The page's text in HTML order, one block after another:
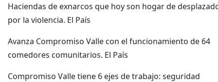
Haciendas de exnarcos que hoy son hogar de
por la violencia. El País
Avanza Compromiso Valle con el funcionamiento de 64
comedores comunitarios. El País
Compromiso Valle tiene 6 ejes de trabajo: seguridad